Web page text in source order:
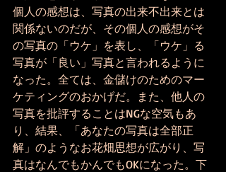
個人の感想は、写真の出来不出来とは
関係ないのだが、その個人の感想がそ
の写真の「ウケ」を表し、「ウケ」る
写真が「良い」写真と言われるように
なった。全ては、金儲けのためのマー
ケティングのおかげだ。また、他人の
写真を批評することはNGな空気もあ
り、結果、「あなたの写真は全部正
解」のようなお花畑思想が広がり、写
真はなんでもかんでもOKになった。下